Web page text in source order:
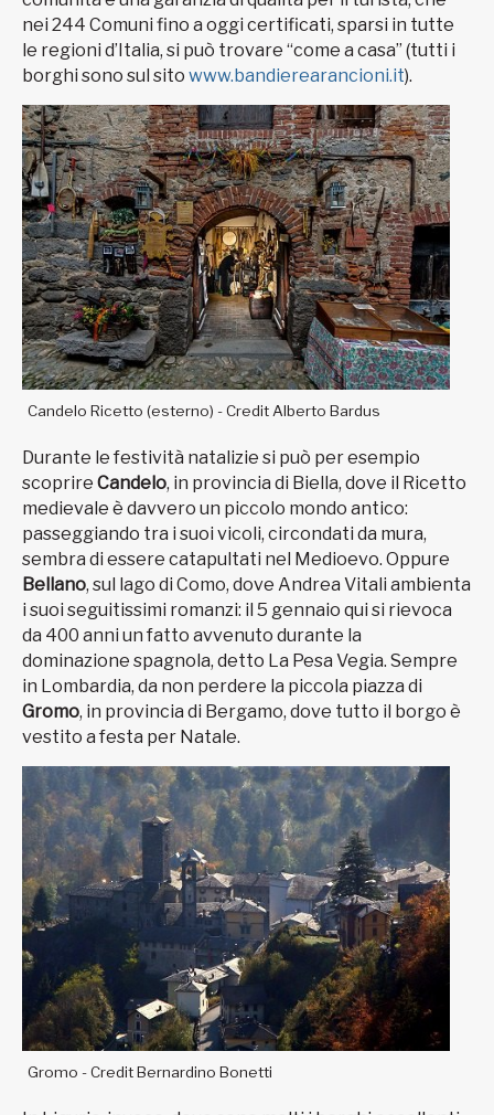
nei 244 Comuni fino a oggi certificati, sparsi in tutte
le regioni d’Italia, si può trovare “come a casa” (tutti i
borghi sono sul sito www.bandierearancioni.it).
Candelo Ricetto (esterno) - Credit Alberto Bardus
Durante le festività natalizie si può per esempio
scoprire Candelo, in provincia di Biella, dove il Ricetto
medievale è davvero un piccolo mondo antico:
passeggiando tra i suoi vicoli, circondati da mura,
sembra di essere catapultati nel Medioevo. Oppure
Bellano, sul lago di Como, dove Andrea Vitali ambienta
i suoi seguitissimi romanzi: il 5 gennaio qui si rievoca
da 400 anni un fatto avvenuto durante la
dominazione spagnola, detto La Pesa Vegia. Sempre
in Lombardia, da non perdere la piccola piazza di
Gromo, in provincia di Bergamo, dove tutto il borgo è
vestito a festa per Natale.
Gromo - Credit Bernardino Bonetti